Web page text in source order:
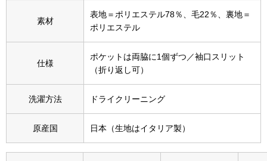
Miss Kyouko／ミスキョウコ
集
すべて見る
その他
ウオッチ
素材
表地＝ポリエステル78％、毛22％、裏地＝
ポリエステル
仕様
ポケットは両脇に1個ずつ／袖口スリット
（折り返し可）
洗濯方法 ドライクリーニング
原産国 日本（生地はイタリア製）